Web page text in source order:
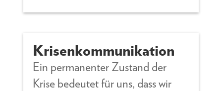
Krisenkommunikation
Ein permanenter Zustand der
Krise bedeutet für uns, dass wir